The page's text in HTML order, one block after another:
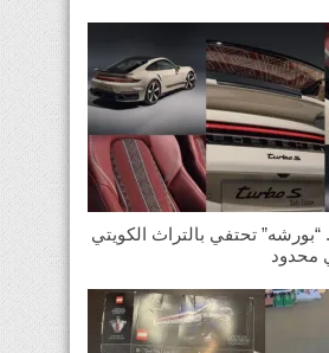
“بورشه” تحتفي بالتراث الكويتي
محدود